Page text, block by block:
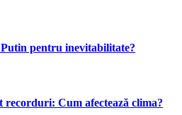
pentru inevitabilitate?
Cum afectează clima?